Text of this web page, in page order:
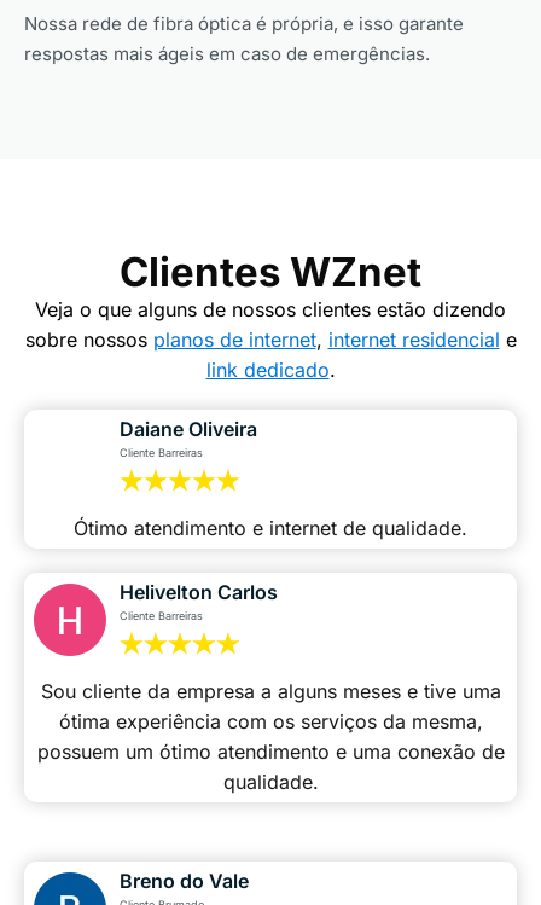
Nossa rede de fibra óptica é própria, e isso garante
respostas mais ágeis em caso de emergências.
Clientes WZnet
Veja o que alguns de nossos clientes estão dizendo
sobre nossos planos de internet, internet residencial e
link dedicado.
Daiane Oliveira
Cliente Barreiras
Ótimo atendimento e internet de qualidade.
Helivelton Carlos
Cliente Barreiras
Sou cliente da empresa a alguns meses e tive uma
ótima experiência com os serviços da mesma,
possuem um ótimo atendimento e uma conexão de
qualidade.
Breno do Vale